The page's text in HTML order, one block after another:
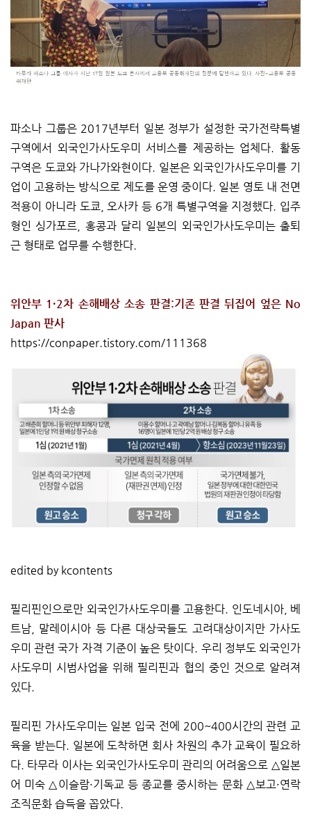
파소나 그룹은 2017년부터 일본 정부가 설정한 국가전략특별
구역에서 외국인가사도우미 서비스를 제공하는 업체다. 활동
구역은 도쿄와 가나가와현이다. 일본은 외국인가사도우미를 기
업이 고용하는 방식으로 제도를 운영 중이다. 일본 영토 내 전면
적용이 아니라 도쿄, 오사카 등 6개 특별구역을 지정했다. 입주
형인 싱가포르, 홍콩과 달리 일본의 외국인가사도우미는 출퇴
근 형태로 업무를 수행한다.
위안부 1·2차 손해배상 소송 판결:기존 판결 뒤집어 엎은 No
Japan 판사
https://conpaper.tistory.com/111368
edited by kcontents
필리핀인으로만 외국인가사도우미를 고용한다. 인도네시아, 베
트남, 말레이시아 등 다른 대상국들도 고려대상이지만 가사도
우미 관련 국가 자격 기준이 높은 탓이다. 우리 정부도 외국인가
사도우미 시범사업을 위해 필리핀과 협의 중인 것으로 알려져
있다.
필리핀 가사도우미는 일본 입국 전에 200~400시간의 관련 교
육을 받는다. 일본에 도착하면 회사 차원의 추가 교육이 필요하
다. 타무라 이사는 외국인가사도우미 관리의 어려움으로 △일본
어 미숙 △이슬람·기독교 등 종교를 중시하는 문화 △보고·연락
조직문화 습득을 꼽았다.